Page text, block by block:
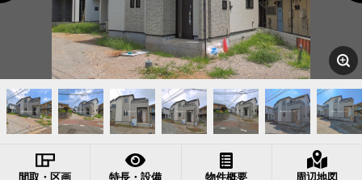
間取・区画 特長・設備 物件概要 周辺地図